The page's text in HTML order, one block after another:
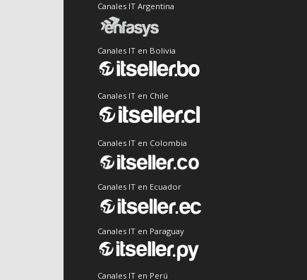
Canales IT Argentina
Canales IT en Bolivia
Canales IT en Chile
Canales IT en Colombia
Canales IT en Ecuador
Canales IT en Paraguay
Canales IT en Perú